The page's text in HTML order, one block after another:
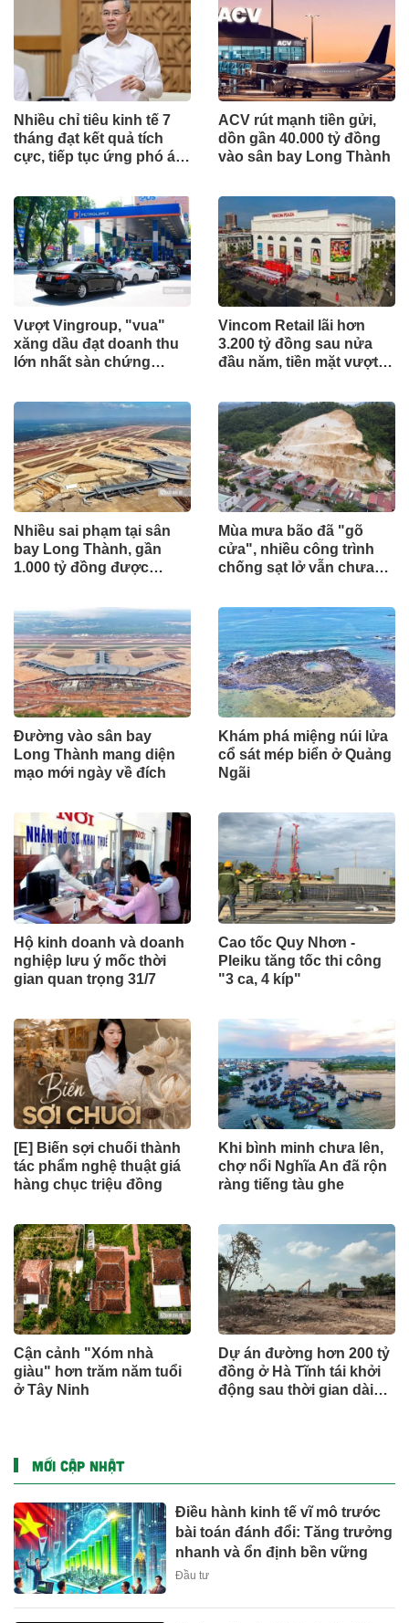
Nhiều chỉ tiêu kinh tế 7
tháng đạt kết quả tích
cực, tiếp tục ứng phó áp
ACV rút mạnh tiền gửi,
dồn gần 40.000 tỷ đồng
vào sân bay Long Thành
Vượt Vingroup, "vua"
xăng dầu đạt doanh thu
lớn nhất sàn chứng
Vincom Retail lãi hơn
3.200 tỷ đồng sau nửa
đầu năm, tiền mặt vượt
Nhiều sai phạm tại sân
bay Long Thành, gần
1.000 tỷ đồng được
Mùa mưa bão đã "gõ
cửa", nhiều công trình
chống sạt lở vẫn chưa
Đường vào sân bay
Long Thành mang diện
mạo mới ngày về đích
Khám phá miệng núi lửa
cổ sát mép biển ở Quảng
Ngãi
Hộ kinh doanh và doanh
nghiệp lưu ý mốc thời
gian quan trọng 31/7
Cao tốc Quy Nhơn -
Pleiku tăng tốc thi công
"3 ca, 4 kíp"
[E] Biến sợi chuối thành
tác phẩm nghệ thuật giá
hàng chục triệu đồng
Khi bình minh chưa lên,
chợ nổi Nghĩa An đã rộn
ràng tiếng tàu ghe
Cận cảnh "Xóm nhà
giàu" hơn trăm năm tuổi
ở Tây Ninh
Dự án đường hơn 200 tỷ
đồng ở Hà Tĩnh tái khởi
động sau thời gian dài
MỚI CẬP NHẬT
Điều hành kinh tế vĩ mô trước
bài toán đánh đổi: Tăng trưởng
nhanh và ổn định bền vững
Đầu tư